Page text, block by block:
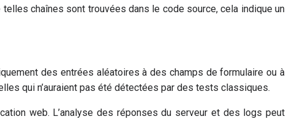
chaînes sont trouvées dans le code source, cela indique un
des entrées aléatoires à des champs de formulaire ou à
qui n’auraient pas été détectées par des tests classiques.
web. L’analyse des réponses du serveur et des logs peut